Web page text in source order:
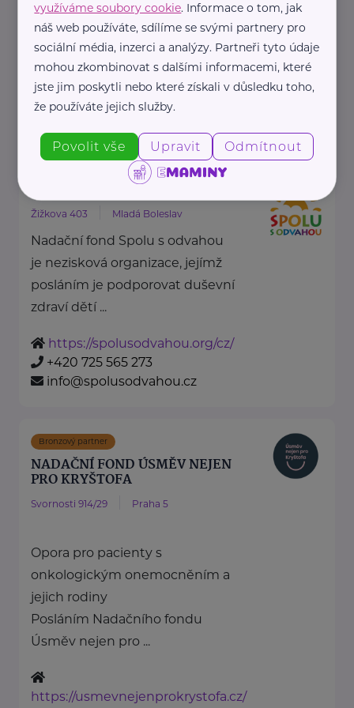
rodinám s dětmi, ve kterých se
dítě, maminka nebo tatínek
potýkají ...
https://www.dobryandel.cz/
+420 733 119 119
dobryandel@dobryandel.cz
Nadační fond Spolu s odvahou
Žižkova 403 Mladá Boleslav
Nadační fond Spolu s odvahou
je nezisková organizace, jejímž
posláním je podporovat duševní
zdraví dětí ...
https://spolusodvahou.org/cz/
+420 725 565 273
info@spolusodvahou.cz
Bronzový partner
NADAČNÍ FOND ÚSMĚV NEJEN
PRO KRYŠTOFA
Svornosti 914/29 Praha 5
Opora pro pacienty s
onkologickým onemocněním a
jejich rodiny
Posláním Nadačního fondu
Úsměv nejen pro ...
https://usmevnejenprokrystofa.cz/
využíváme soubory cookie. Informace o tom, jak
náš web používáte, sdílíme se svými partnery pro
sociální média, inzerci a analýzy. Partneři tyto údaje
mohou zkombinovat s dalšími informacemi, které
jste jim poskytli nebo které získali v důsledku toho,
že používáte jejich služby.
Povolit vše Upravit Odmítnout